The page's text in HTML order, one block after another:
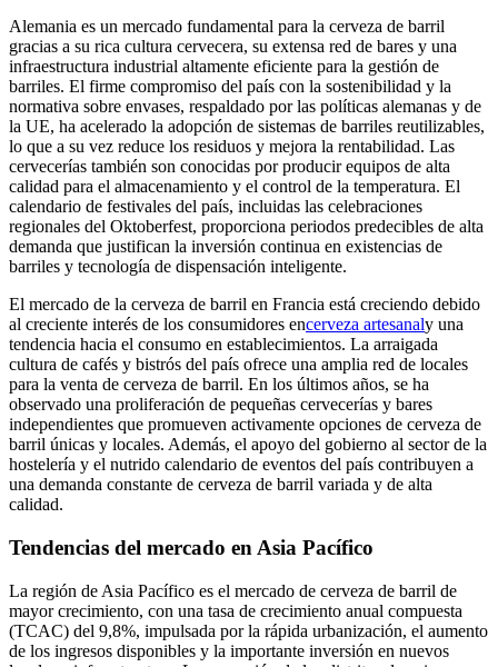
Alemania es un mercado fundamental para la cerveza de barril
gracias a su rica cultura cervecera, su extensa red de bares y una
infraestructura industrial altamente eficiente para la gestión de
barriles. El firme compromiso del país con la sostenibilidad y la
normativa sobre envases, respaldado por las políticas alemanas y de
la UE, ha acelerado la adopción de sistemas de barriles reutilizables,
lo que a su vez reduce los residuos y mejora la rentabilidad. Las
cervecerías también son conocidas por producir equipos de alta
calidad para el almacenamiento y el control de la temperatura. El
calendario de festivales del país, incluidas las celebraciones
regionales del Oktoberfest, proporciona periodos predecibles de alta
demanda que justifican la inversión continua en existencias de
barriles y tecnología de dispensación inteligente.
El mercado de la cerveza de barril en Francia está creciendo debido
al creciente interés de los consumidores encerveza artesanaly una
tendencia hacia el consumo en establecimientos. La arraigada
cultura de cafés y bistrós del país ofrece una amplia red de locales
para la venta de cerveza de barril. En los últimos años, se ha
observado una proliferación de pequeñas cervecerías y bares
independientes que promueven activamente opciones de cerveza de
barril únicas y locales. Además, el apoyo del gobierno al sector de la
hostelería y el nutrido calendario de eventos del país contribuyen a
una demanda constante de cerveza de barril variada y de alta
calidad.
Tendencias del mercado en Asia Pacífico
La región de Asia Pacífico es el mercado de cerveza de barril de
mayor crecimiento, con una tasa de crecimiento anual compuesta
(TCAC) del 9,8%, impulsada por la rápida urbanización, el aumento
de los ingresos disponibles y la importante inversión en nuevos